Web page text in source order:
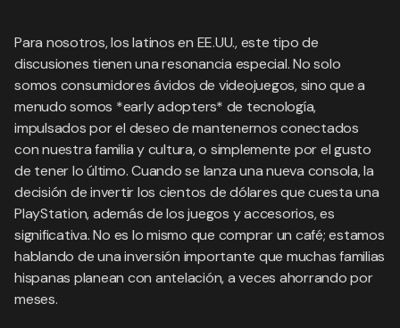
Para nosotros, los latinos en EE.UU., este tipo de
discusiones tienen una resonancia especial. No solo
somos consumidores ávidos de videojuegos, sino que a
menudo somos *early adopters* de tecnología,
impulsados por el deseo de mantenernos conectados
con nuestra familia y cultura, o simplemente por el gusto
de tener lo último. Cuando se lanza una nueva consola, la
decisión de invertir los cientos de dólares que cuesta una
PlayStation, además de los juegos y accesorios, es
significativa. No es lo mismo que comprar un café; estamos
hablando de una inversión importante que muchas familias
hispanas planean con antelación, a veces ahorrando por
meses.